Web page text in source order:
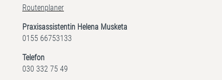
Routenplaner
Praxisassistentin Helena Musketa
0155 66753133
Telefon
030 332 75 49